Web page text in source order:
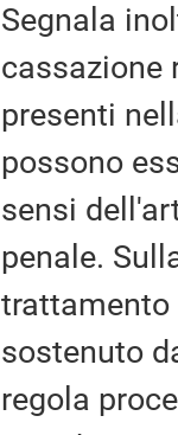
Segnala
cassazione
presenti
possono
sensi
penale.
trattamento
sostenuto
regola